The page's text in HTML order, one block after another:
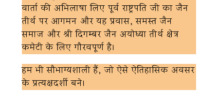
वार्ता की अभिलाषा लिए पूर्व राष्ट्रपति जी का जैन
तीर्थ पर आगमन और यह प्रवास, समस्त जैन
समाज और श्री दिगम्बर जैन अयोध्या तीर्थ क्षेत्र
कमेटी के लिए गौरवपूर्ण है।
हम भी सौभाग्यशाली हैं, जो ऐसे ऐतिहासिक अवसर
के प्रत्यक्षदर्शी बने।